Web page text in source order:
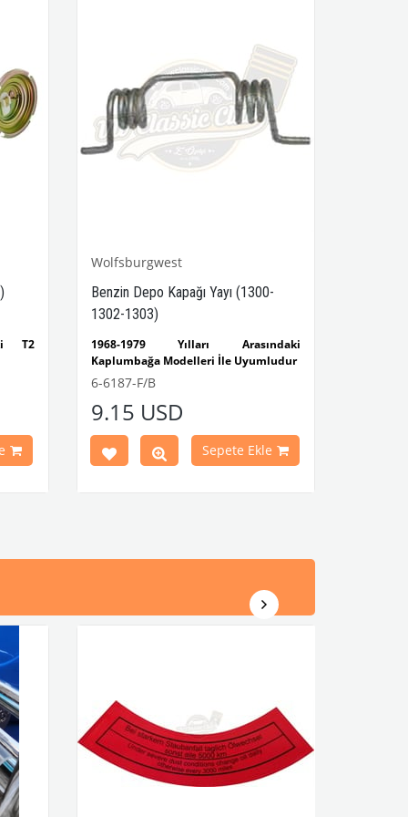
T2
Wolfsburgwest
Benzin Depo Kapağı Yayı (1300-
1302-1303)
1968-1979 Yılları Arasındaki
Kaplumbağa Modelleri İle Uyumludur
1300-1302-1303 Kaplumbağa
VWCC Parça No : 6-6187 OEM Parça No
6-6187-F/B
9.15 USD
Sepete Ekle